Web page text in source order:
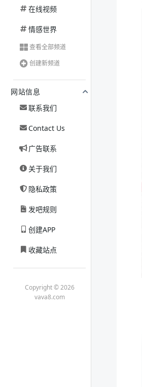
在线视频
情感世界
查看全部频道
创建新频道
网站信息
联系我们
Contact Us
广告联系
关于我们
隐私政策
发吧规则
创建APP
收藏站点
Copyright © 2026
vava8.com